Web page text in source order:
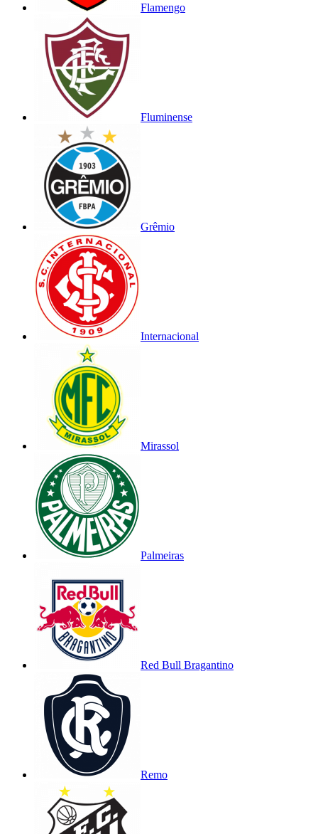
Flamengo
Fluminense
Grêmio
Internacional
Mirassol
Palmeiras
Red Bull Bragantino
Remo